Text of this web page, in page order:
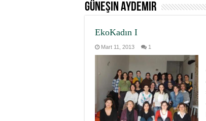
güneşin aydemir
EkoKadın I
Mart 11, 2013 1